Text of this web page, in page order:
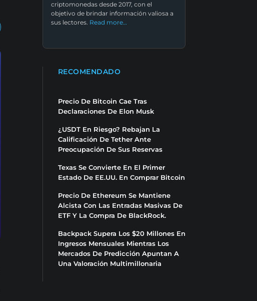
criptomonedas desde 2017, con el
objetivo de brindar información valiosa a
sus lectores. Read more…
RECOMENDADO
Precio De Bitcoin Cae Tras
Declaraciones De Elon Musk
¿USDT En Riesgo? Rebajan La
Calificación De Tether Ante
Preocupación De Sus Reservas
Texas Se Convierte En El Primer
Estado De EE.UU. En Comprar Bitcoin
Precio De Ethereum Se Mantiene
Alcista Con Las Entradas Masivas De
ETF Y La Compra De BlackRock.
Backpack Supera Los $20 Millones En
Ingresos Mensuales Mientras Los
Mercados De Predicción Apuntan A
Una Valoración Multimillonaria